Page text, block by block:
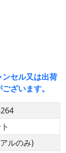
セル又は出荷
ざいます。
ルのみ)